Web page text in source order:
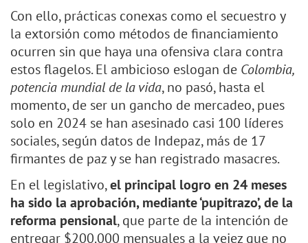
Con ello, prácticas conexas como el secuestro y
la extorsión como métodos de financiamiento
ocurren sin que haya una ofensiva clara contra
estos flagelos. El ambicioso eslogan de Colombia,
potencia mundial de la vida, no pasó, hasta el
momento, de ser un gancho de mercadeo, pues
solo en 2024 se han asesinado casi 100 líderes
sociales, según datos de Indepaz, más de 17
firmantes de paz y se han registrado masacres.
En el legislativo,el principal logro en 24 meses
ha sido la aprobación, mediante ‘pupitrazo’, de la
reforma pensional, que parte de la intención de
entregar $200.000 mensuales a la vejez que no